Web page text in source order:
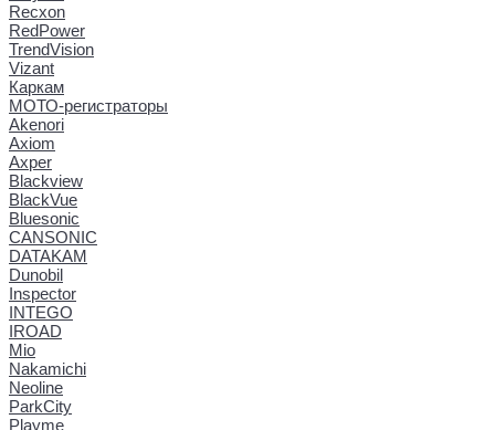
Recxon
RedPower
TrendVision
Vizant
Каркам
МОТО-регистраторы
Akenori
Axiom
Axper
Blackview
BlackVue
Bluesonic
CANSONIC
DATAKAM
Dunobil
Inspector
INTEGO
IROAD
Mio
Nakamichi
Neoline
ParkCity
Playme